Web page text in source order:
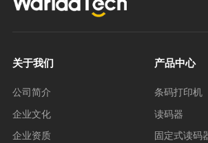
关于我们
公司简介
企业文化
企业资质
产品中心
条码打印机
读码器
固定式读码